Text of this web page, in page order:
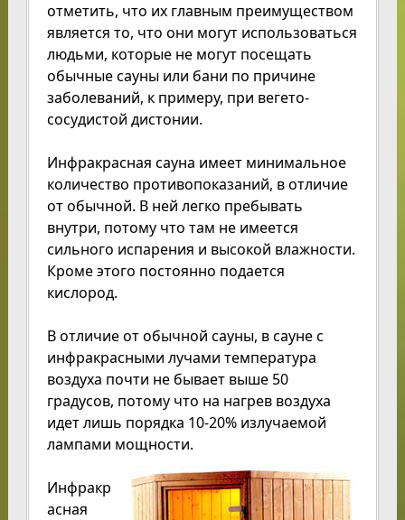
отметить, что их главным преимуществом
является то, что они могут использоваться
людьми, которые не могут посещать
обычные сауны или бани по причине
заболеваний, к примеру, при вегето-
сосудистой дистонии.
Инфракрасная сауна имеет минимальное
количество противопоказаний, в отличие
от обычной. В ней легко пребывать
внутри, потому что там не имеется
сильного испарения и высокой влажности.
Кроме этого постоянно подается
кислород.
В отличие от обычной сауны, в сауне с
инфракрасными лучами температура
воздуха почти не бывает выше 50
градусов, потому что на нагрев воздуха
идет лишь порядка 10-20% излучаемой
лампами мощности.
Инфракр
асная